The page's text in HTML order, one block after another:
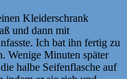
Kleiderschrank
und dann mit
Ich bat ihn fertig zu
Wenige Minuten später
halbe Seifenflasche auf